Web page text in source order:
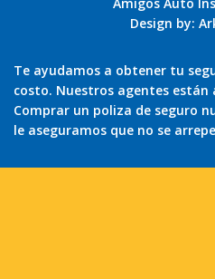
Design by:
Te ayudamos a obtener tu
costo. Nuestros agentes
Comprar un poliza de seguro
le aseguramos que no se